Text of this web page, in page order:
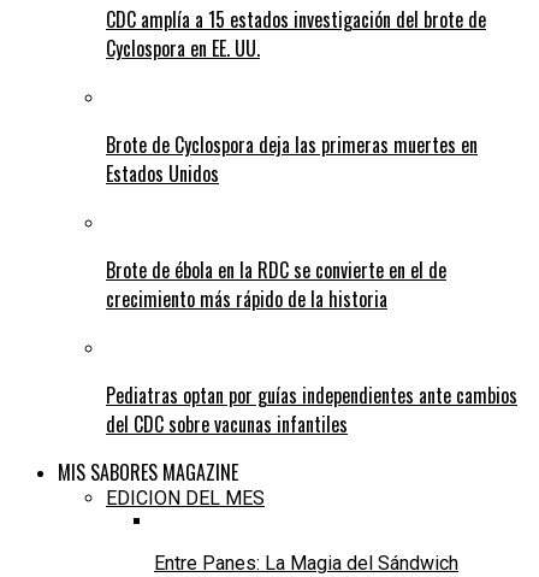
CDC amplía a 15 estados investigación del brote de
Cyclospora en EE. UU.
Brote de Cyclospora deja las primeras muertes en
Estados Unidos
Brote de ébola en la RDC se convierte en el de
crecimiento más rápido de la historia
Pediatras optan por guías independientes ante cambios
del CDC sobre vacunas infantiles
MIS SABORES MAGAZINE
EDICION DEL MES
Entre Panes: La Magia del Sándwich